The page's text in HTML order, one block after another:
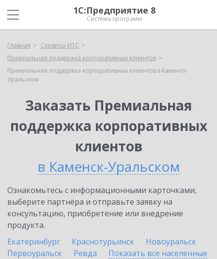
1С:Предприятие 8
Система программ
Главная
Сервисы ИТС
Премиальная поддержка корпоративных клиентов
Премиальная поддержка корпоративных клиентов в Каменск-
Уральском
Заказать Премиальная
поддержка корпоративных
клиентов
в Каменск-Уральском
Ознакомьтесь с информационными карточками,
выберите партнёра и отправьте заявку на
консультацию, приобретение или внедрение
продукта.
Екатеринбург
Краснотурьинск
Новоуральск
Первоуральск
Ревда
Показать все населенные